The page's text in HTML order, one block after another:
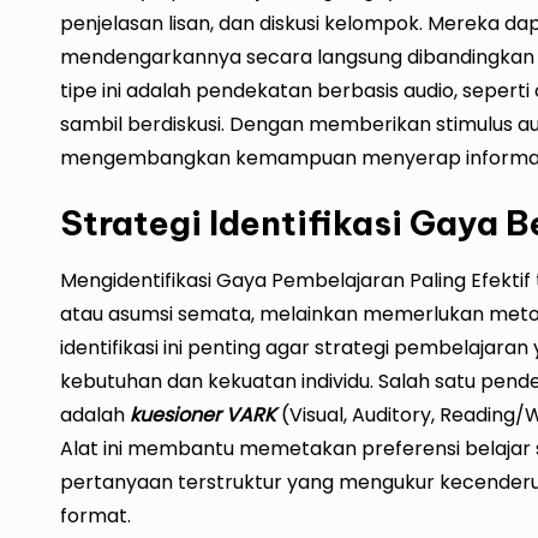
penjelasan lisan, dan diskusi kelompok. Mereka
mendengarkannya secara langsung
tipe ini adalah pendekatan berbasis audio,
sambil berdiskusi. Dengan memberikan stimulus
mengembangkan kemampuan menyerap
Strategi Identifikasi Gaya
Mengidentifikasi Gaya Pembelajaran Paling
atau asumsi semata, melainkan memerlukan
identifikasi ini penting agar strategi
kebutuhan dan kekuatan individu. Salah satu
adalah kuesioner VARK(Visual, Auditory, Reading/
Alat ini membantu memetakan preferensi
pertanyaan terstruktur yang mengukur
format.